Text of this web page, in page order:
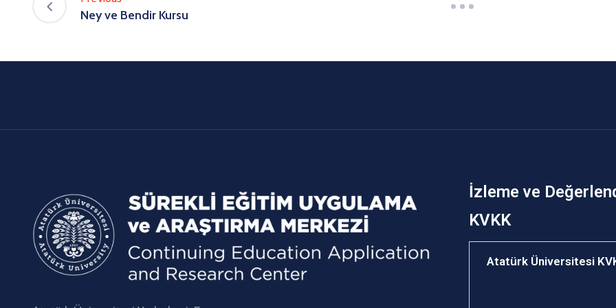
Ney ve Bendir Kursu
İzleme ve
KVKK
Atatürk Üniversitesi